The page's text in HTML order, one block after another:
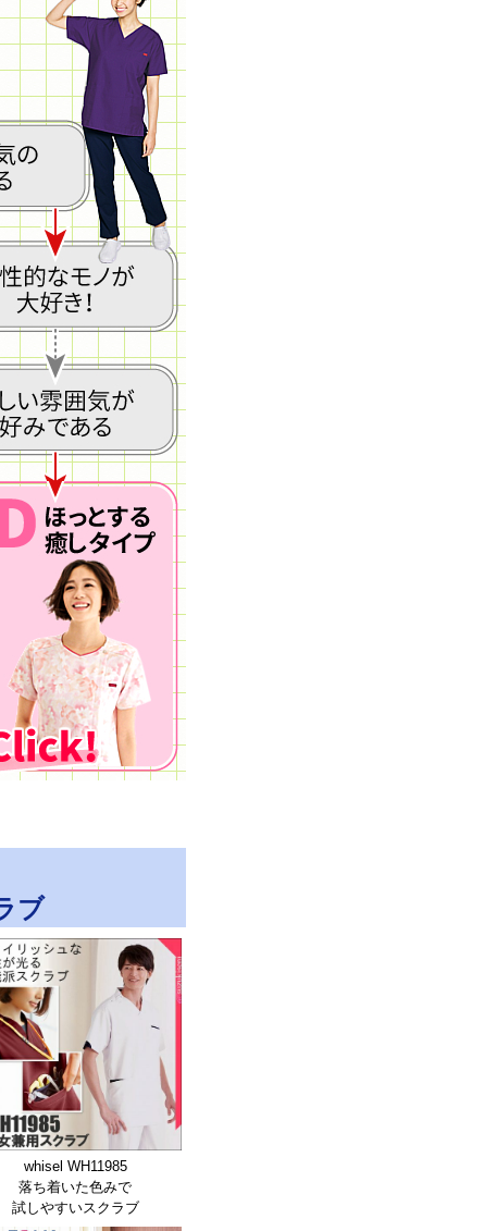
ブ
whisel WH11985
落ち着いた色みで
試しやすいスクラブ